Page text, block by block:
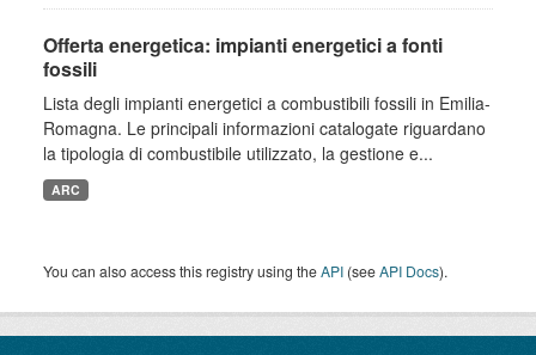
Offerta energetica: impianti energetici a fonti
fossili
Lista degli impianti energetici a combustibili fossili in Emilia-
Romagna. Le principali informazioni catalogate riguardano
la tipologia di combustibile utilizzato, la gestione e...
ARC
You can also access this registry using theAPI (seeAPI Docs).